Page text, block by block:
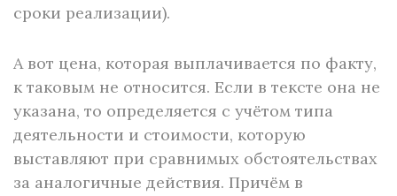
сроки реализации).
А вот цена, которая выплачивается по факту,
к таковым не относится. Если в тексте она не
указана, то определяется с учётом типа
деятельности и стоимости, которую
выставляют при сравнимых обстоятельствах
за аналогичные действия. Причём в